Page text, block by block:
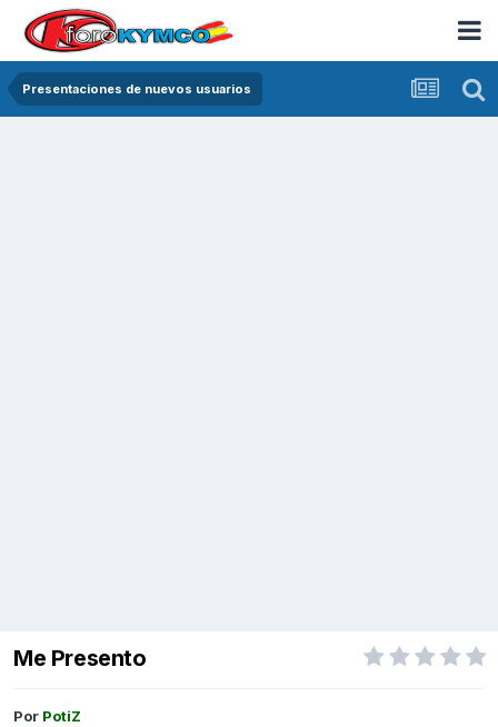
Presentaciones de nuevos usuarios
Me Presento
Por PotiZ